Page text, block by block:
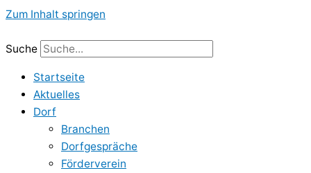
Zum Inhalt springen
Suche
Startseite
Aktuelles
Dorf
Branchen
Dorfgespräche
Förderverein